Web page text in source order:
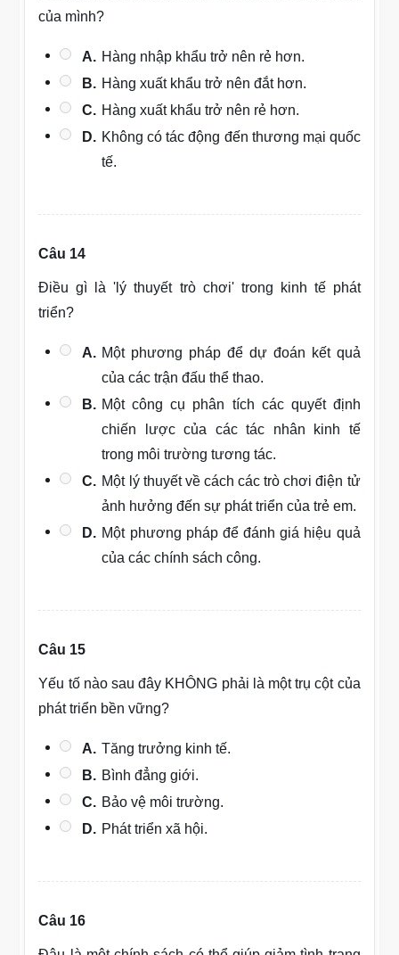
của mình?
A. Hàng nhập khẩu trở nên rẻ hơn.
B. Hàng xuất khẩu trở nên đắt hơn.
C. Hàng xuất khẩu trở nên rẻ hơn.
D. Không có tác động đến thương mại quốc
tế.
Câu 14
Điều gì là 'lý thuyết trò chơi' trong kinh tế phát
triển?
A. Một phương pháp để dự đoán kết quả
của các trận đấu thể thao.
B. Một công cụ phân tích các quyết định
chiến lược của các tác nhân kinh tế
trong môi trường tương tác.
C. Một lý thuyết về cách các trò chơi điện tử
ảnh hưởng đến sự phát triển của trẻ em.
D. Một phương pháp để đánh giá hiệu quả
của các chính sách công.
Câu 15
Yếu tố nào sau đây KHÔNG phải là một trụ cột của
phát triển bền vững?
A. Tăng trưởng kinh tế.
B. Bình đẳng giới.
C. Bảo vệ môi trường.
D. Phát triển xã hội.
Câu 16